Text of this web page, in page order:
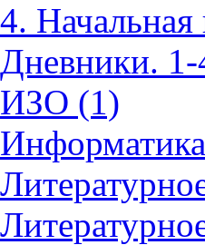
4.
Дневники. 1-
ИЗО (1)